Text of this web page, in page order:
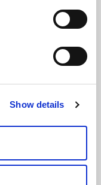
Show details